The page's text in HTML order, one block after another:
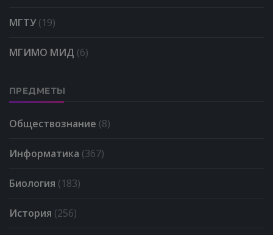
МГТУ(19)
МГИМО МИД (6)
ПРЕДМЕТЫ
Обществознание (8)
Информатика (367)
Биология (183)
История (256)